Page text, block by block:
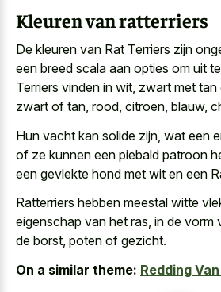
Kleuren van ratterriers
De kleuren van Rat Terriers zijn
een breed scala aan opties om uit
Terriers vinden in wit, zwart met
zwart of tan, rood, citroen, blauw,
Hun vacht kan solide zijn, wat een
of ze kunnen een piebald patroon
een gevlekte hond met wit en een
Ratterriers hebben meestal witte
eigenschap van het ras, in de vorm
de borst, poten of gezicht.
On a similar theme: Redding